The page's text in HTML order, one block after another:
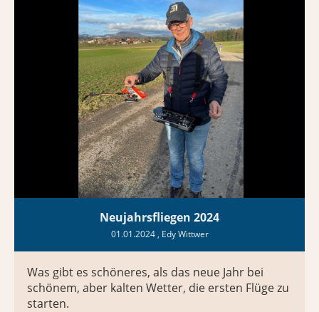
Neujahrsfliegen 2024
01.01.2024, Edy Wittwer
Was gibt es schöneres, als das neue Jahr bei
schönem, aber kalten Wetter, die ersten Flüge zu
starten.